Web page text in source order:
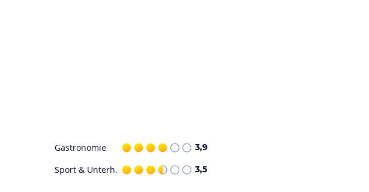
Gastronomie 3,9
Sport & Unterh. 3,5